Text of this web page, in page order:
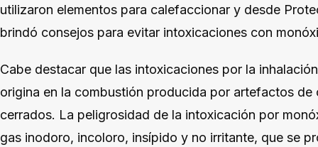
utilizaron elementos para calefaccionar y desde
brindó consejos para evitar intoxicaciones con
Cabe destacar que las intoxicaciones por la
origina en la combustión producida por artefactos
cerrados. La peligrosidad de la intoxicación por
gas inodoro, incoloro, insípido y no irritante, que se